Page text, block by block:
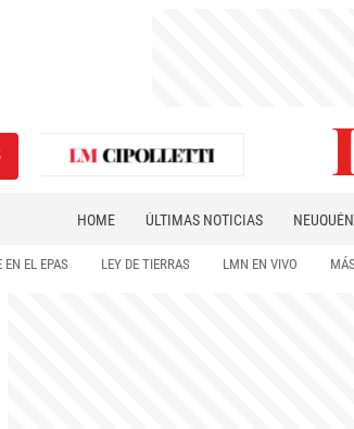
HOME ÚLTIMAS NOTICIAS NEUQUÉN
EN EL EPAS LEY DE TIERRAS LMN EN VIVO